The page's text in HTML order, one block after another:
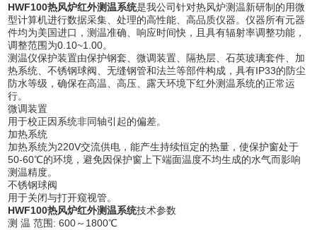
HWF100热风炉红外测温系统是我公司针对热风炉测温新研制的用微
型计算机进行数据采集、处理的高性能、高品质仪器。仪器所有元器
件均为美国进口，测温准确、响应时间快，且具有辐射率调整功能，
调整范围为0.10~1.00。
测温仪保护装置由保护钢套、微调装置、隔热层、石英玻璃套件、加
热系统、不锈钢球阀、无缝钢管和法兰等部件构成，具有IP33的防尘
防水等级，确保在高温、高压、露天环境下红外测温系统的正常运
行。
微调装置
用于校正因系统非同轴引起的偏差。
加热系统
加热系统为220V交流供电，能产生持续恒定的热量，使保护窗处于
50-60℃的环境，避免因保护窗上下端面温度不均生成的水气而影响
测温精度。
不锈钢球阀
用于关闭与打开窥视管。
HWF100热风炉红外测温系统技术参数
测 温 范围: 600～1800℃